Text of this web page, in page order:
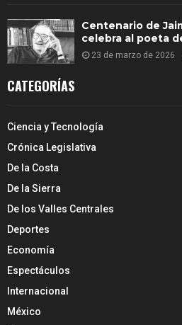
Centenario de
celebra al poeta
23 de marzo de 2026
CATEGORÍAS
Ciencia y Tecnología
Crónica Legislativa
De la Costa
De la Sierra
De los Valles Centrales
Deportes
Economía
Espectáculos
Internacional
México